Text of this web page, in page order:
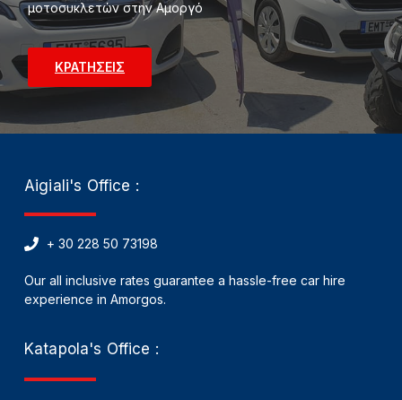
μοτοσυκλετών στην Αμοργό
ΚΡΑΤΗΣΕΙΣ
Aigiali's Office :
+ 30 228 50 73198
Our all inclusive rates guarantee a hassle-free car hire
experience in Amorgos.
Katapola's Office :